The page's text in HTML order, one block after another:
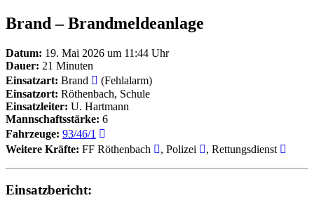
Brand – Brandmeldeanlage
Datum: 19. Mai 2026 um 11:44 Uhr
Dauer: 21 Minuten
Einsatzart: Brand
(Fehlalarm)
Einsatzort: Röthenbach, Schule
Einsatzleiter: U. Hartmann
Mannschaftsstärke: 6
Fahrzeuge: 93/46/1
Weitere Kräfte: FF Röthenbach , Polizei , Rettungsdienst
Einsatzbericht: